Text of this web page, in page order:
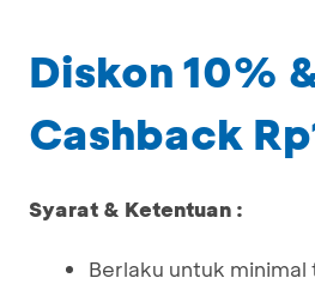
Diskon 10%
Cashback
Syarat & Ketentuan :
Berlaku untuk minimal